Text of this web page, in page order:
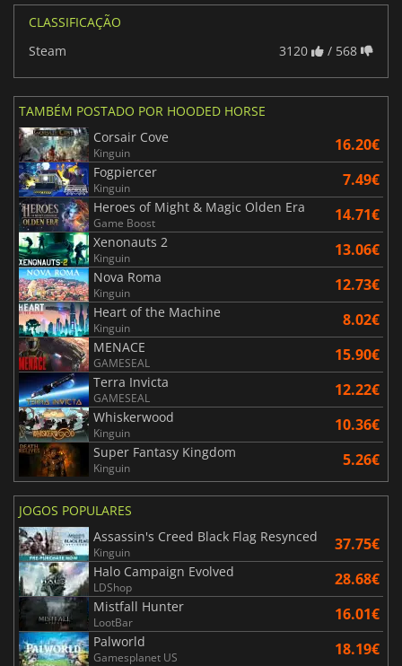
CLASSIFICAÇÃO
Steam
3120 / 568
TAMBÉM POSTADO POR HOODED HORSE
Corsair Cove
Kinguin 16.20€
Fogpiercer
Kinguin 7.49€
Heroes of Might & Magic Olden Era
Game Boost 14.71€
Xenonauts 2
Kinguin 13.06€
Nova Roma
Kinguin 12.73€
Heart of the Machine
Kinguin 8.02€
MENACE
GAMESEAL 15.90€
Terra Invicta
GAMESEAL 12.22€
Whiskerwood
Kinguin 10.36€
Super Fantasy Kingdom
Kinguin 5.26€
JOGOS POPULARES
Assassin's Creed Black Flag Resynced
Kinguin 37.75€
Halo Campaign Evolved
LDShop 28.68€
Mistfall Hunter
LootBar 16.01€
Palworld
Gamesplanet US 18.19€